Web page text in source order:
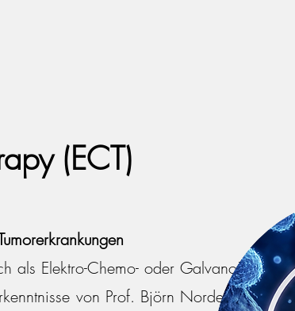
(ECT)
als Elektro-Chemo- oder Galvano-Therapie
von Prof. Björn Nordenström von